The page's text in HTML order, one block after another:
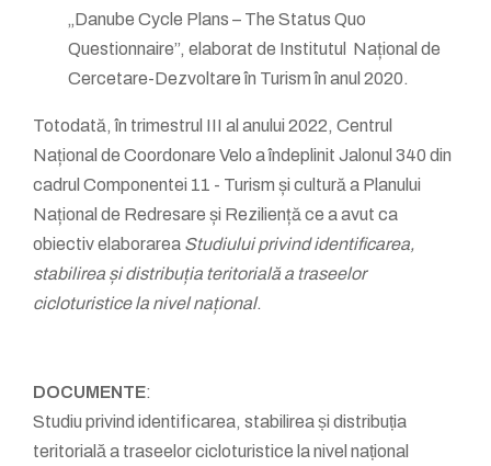
„Danube Cycle Plans – The Status Quo
Questionnaire”, elaborat de Institutul Național de
Cercetare-Dezvoltare în Turism în anul 2020.
Totodată, în trimestrul III al anului 2022, Centrul
Național de Coordonare Velo a îndeplinit Jalonul 340 din
cadrul Componentei 11 - Turism și cultură a Planului
Național de Redresare și Reziliență ce a avut ca
obiectiv elaborarea Studiului privind identificarea,
stabilirea și distribuția teritorială a traseelor
cicloturistice la nivel național.
DOCUMENTE:
Studiu privind identificarea, stabilirea și distribuția
teritorială a traseelor cicloturistice la nivel național